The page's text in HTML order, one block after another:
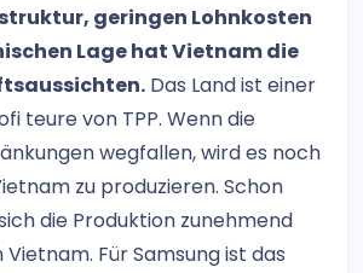
geringen Lohnkosten
Lage hat Vietnam die
Das Land ist einer
teure von TPP. Wenn die
wegfallen, wird es noch
zu produzieren. Schon
die Produktion zunehmend
Für Samsung ist das